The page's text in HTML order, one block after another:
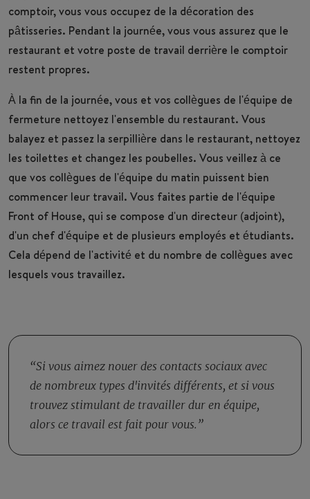
comptoir, vous vous occupez de la décoration des
pâtisseries. Pendant la journée, vous vous assurez que le
restaurant et votre poste de travail derrière le comptoir
restent propres.
À la fin de la journée, vous et vos collègues de l'équipe de
fermeture nettoyez l'ensemble du restaurant. Vous
balayez et passez la serpillière dans le restaurant, nettoyez
les toilettes et changez les poubelles. Vous veillez à ce
que vos collègues de l'équipe du matin puissent bien
commencer leur travail. Vous faites partie de l'équipe
Front of House, qui se compose d'un directeur (adjoint),
d'un chef d'équipe et de plusieurs employés et étudiants.
Cela dépend de l'activité et du nombre de collègues avec
lesquels vous travaillez.
Si vous aimez nouer des contacts sociaux avec
de nombreux types d'invités différents, et si vous
trouvez stimulant de travailler dur en équipe,
alors ce travail est fait pour vous.